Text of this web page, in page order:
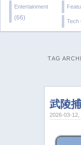
Entertainment
(66) Tech
TAG
武陵
2026-03-